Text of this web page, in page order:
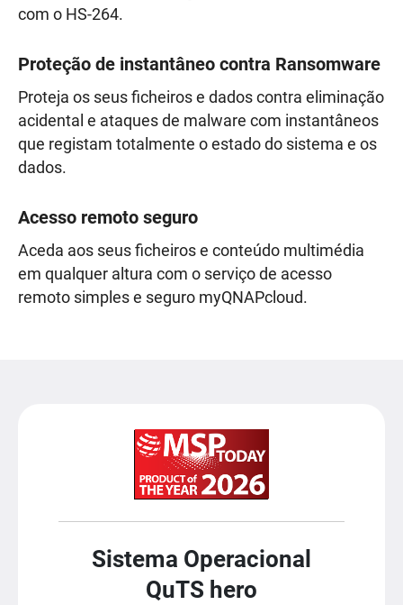
com o HS-264.
Proteção de instantâneo contra Ransomware
Proteja os seus ficheiros e dados contra eliminação
acidental e ataques de malware com instantâneos
que registam totalmente o estado do sistema e os
dados.
Acesso remoto seguro
Aceda aos seus ficheiros e conteúdo multimédia
em qualquer altura com o serviço de acesso
remoto simples e seguro myQNAPcloud.
Sistema Operacional
QuTS hero